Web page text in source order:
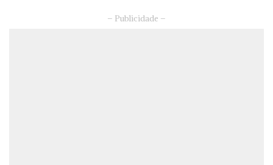
– Publicidade –